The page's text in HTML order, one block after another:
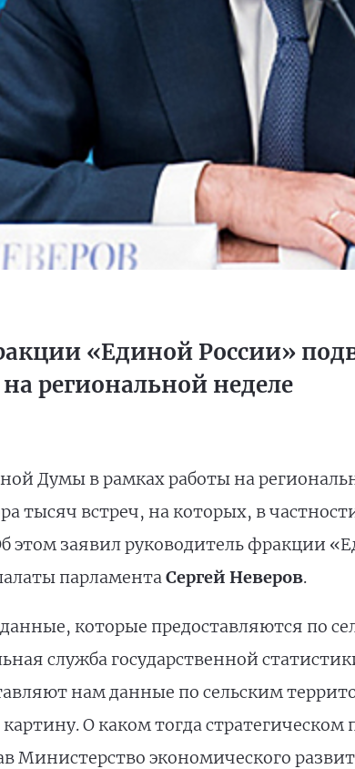
«Единой России»
региональной неделе
Думы в рамках работы на
тысяч встреч, на которых, в
этом заявил руководитель фракции
парламентаСергей Неверов.
которые предоставляются по
служба государственной
нам данные по сельским
О каком тогда
Министерство экономического